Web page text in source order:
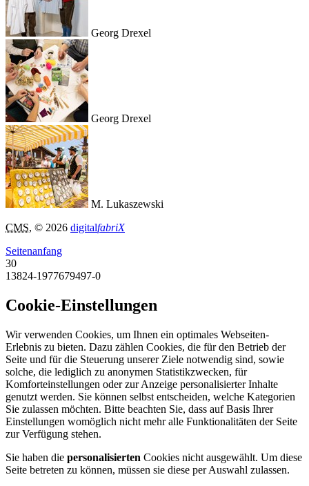
Georg Drexel
Georg Drexel
M. Lukaszewski
CMS, © 2026 digitalfabriX
Seitenanfang
30
13824-1977679497-0
Cookie-Einstellungen
Wir verwenden Cookies, um Ihnen ein optimales Webseiten-
Erlebnis zu bieten. Dazu zählen Cookies, die für den Betrieb der
Seite und für die Steuerung unserer Ziele notwendig sind, sowie
solche, die lediglich zu anonymen Statistikzwecken, für
Komforteinstellungen oder zur Anzeige personalisierter Inhalte
genutzt werden. Sie können selbst entscheiden, welche Kategorien
Sie zulassen möchten. Bitte beachten Sie, dass auf Basis Ihrer
Einstellungen womöglich nicht mehr alle Funktionalitäten der Seite
zur Verfügung stehen.
Sie haben die personalisierten Cookies nicht ausgewählt. Um diese
Seite betreten zu können, müssen sie diese per Auswahl zulassen.